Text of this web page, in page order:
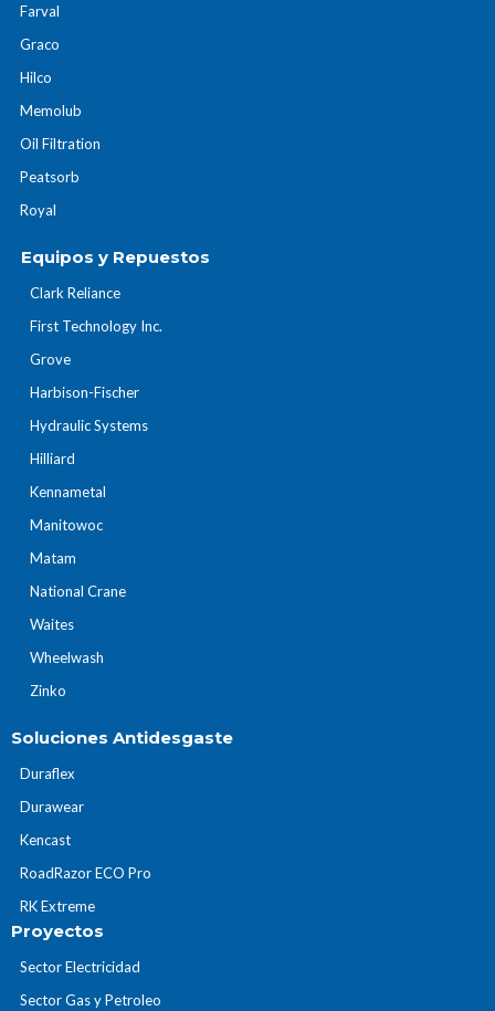
Farval
Graco
Hilco
Memolub
Oil Filtration
Peatsorb
Royal
Equipos y Repuestos
Clark Reliance
First Technology Inc.
Grove
Harbison-Fischer
Hydraulic Systems
Hilliard
Kennametal
Manitowoc
Matam
National Crane
Waites
Wheelwash
Zinko
Soluciones Antidesgaste
Duraflex
Durawear
Kencast
RoadRazor ECO Pro
RK Extreme
Proyectos
Sector Electricidad
Sector Gas y Petroleo